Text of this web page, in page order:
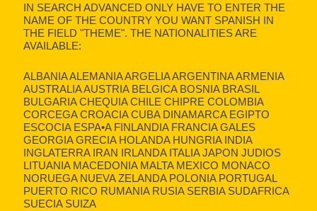
IN SEARCH ADVANCED ONLY HAVE TO ENTER THE
NAME OF THE COUNTRY YOU WANT SPANISH IN
THE FIELD "THEME". THE NATIONALITIES ARE
AVAILABLE:
ALBANIA ALEMANIA ARGELIA ARGENTINA ARMENIA
AUSTRALIA AUSTRIA BELGICA BOSNIA BRASIL
BULGARIA CHEQUIA CHILE CHIPRE COLOMBIA
CORCEGA CROACIA CUBA DINAMARCA EGIPTO
ESCOCIA ESPA•A FINLANDIA FRANCIA GALES
GEORGIA GRECIA HOLANDA HUNGRIA INDIA
INGLATERRA IRAN IRLANDA ITALIA JAPON JUDIOS
LITUANIA MACEDONIA MALTA MEXICO MONACO
NORUEGA NUEVA ZELANDA POLONIA PORTUGAL
PUERTO RICO RUMANIA RUSIA SERBIA SUDAFRICA
SUECIA SUIZA